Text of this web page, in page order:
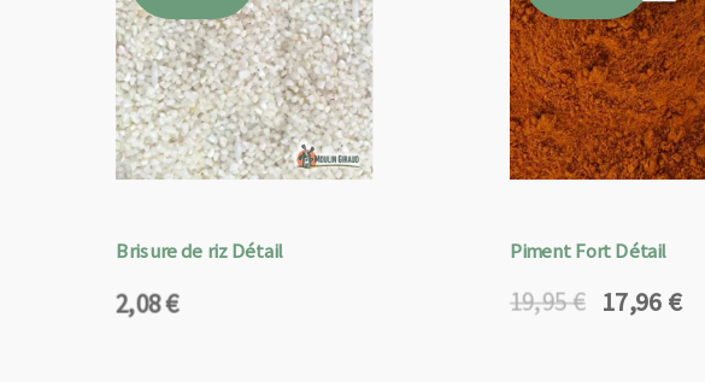
Brisure de riz Détail
2,08€
Piment Fort Détail
19,95€
Le
17,96 €
Le